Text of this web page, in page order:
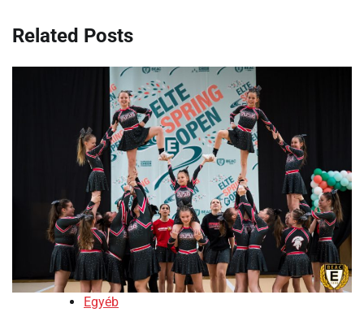
Related Posts
Egyéb